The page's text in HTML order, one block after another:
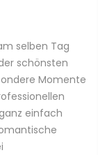
selben Tag
schönsten
Momente
einfach